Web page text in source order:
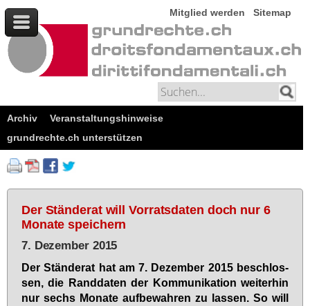
Mitglied werden Sitemap
Archiv
Veranstaltungshinweise
grundrechte.ch unterstützen
Der Ständerat will Vorratsdaten doch nur 6
Monate speichern
7. Dezember 2015
Der Stän­de­rat hat am 7. De­zem­ber 2015 be­schlos­
sen, die Rand­da­ten der Kom­mu­ni­ka­ti­on wei­ter­hin
nur sechs Mo­na­te auf­be­wah­ren zu las­sen. So will